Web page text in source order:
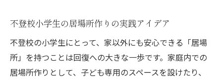
不登校小学生の居場所作りの実践アイデア
不登校の小学生にとって、家以外にも安心できる「居場
所」を持つことは回復への大きな一歩です。家庭内での
居場所作りとして、子ども専用のスペースを設けたり、